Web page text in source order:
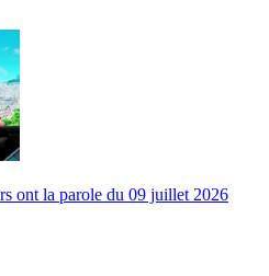
ont la parole du 09 juillet 2026